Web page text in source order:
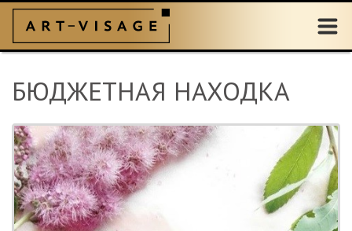
БЮДЖЕТНАЯ НАХОДКА